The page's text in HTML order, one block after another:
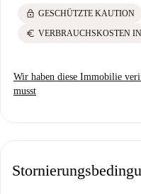
lock GESCHÜTZTE KAUTION
euro VERBRAUCHSKOSTEN
Wir haben diese Immobilie
musst